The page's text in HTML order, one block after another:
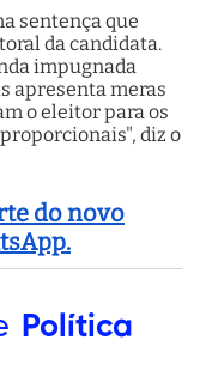
sentença que
da candidata.
impugnada
apresenta meras
o eleitor para os
diz o
do novo
Política